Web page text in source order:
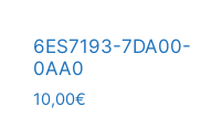
6ES7193-7DA00-
0AA0
10,00€